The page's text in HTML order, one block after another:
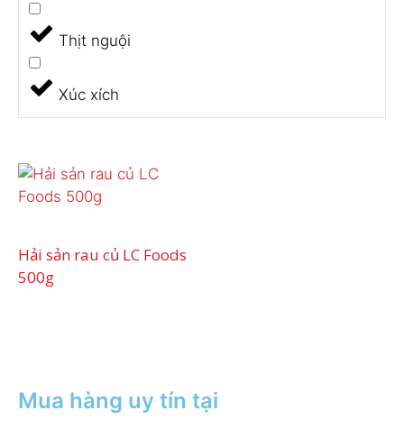
Thịt nguội
Xúc xích
Hải sản rau củ LC Foods
500g
Mua hàng uy tín tại